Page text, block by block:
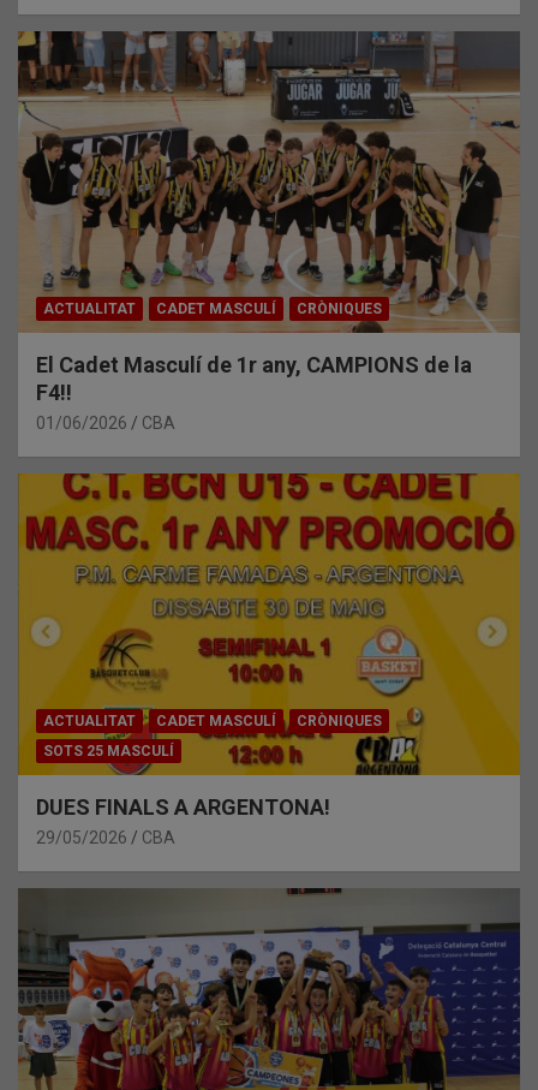
ACTUALITAT CADET MASCULÍ CRÒNIQUES
El Cadet Masculí de 1r any, CAMPIONS de la
F4!!
01/06/2026 CBA
ACTUALITAT CADET MASCULÍ
CRÒNIQUES
SOTS 25 MASCULÍ
DUES FINALS A ARGENTONA!
29/05/2026 CBA